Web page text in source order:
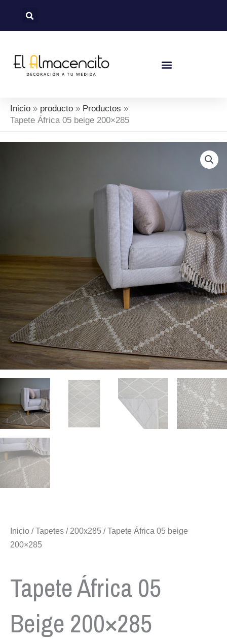
Inicio producto
Productos
Tapete África 05 beige 200×285
Inicio /Tapetes / 200x285 / Tapete África 05 beige
200×285
Tapete África 05
Beige 200×285